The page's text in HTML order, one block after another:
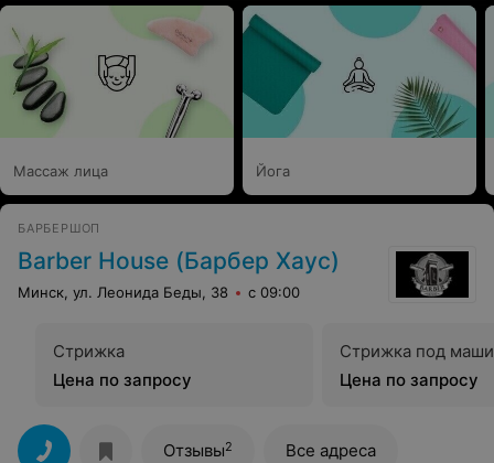
Массаж лица Йога
БАРБЕРШОП
Barber House (Барбер Хаус)
Минск, ул. Леонида Беды, 38 с 09:00
Стрижка
Цена по запросу
Стрижка под
Цена по запросу
Отзывы2 Все адреса